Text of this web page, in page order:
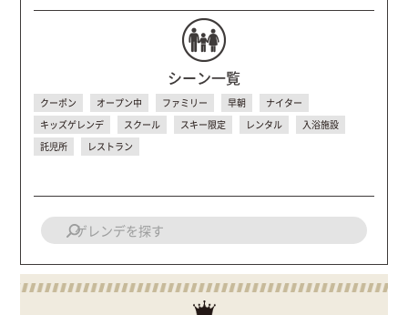
シーン一覧
クーポン オープン中 ファミリー 早朝
ナイター
キッズゲレンデ
スクール スキー限定 レンタル
入浴施設
託児所
レストラン